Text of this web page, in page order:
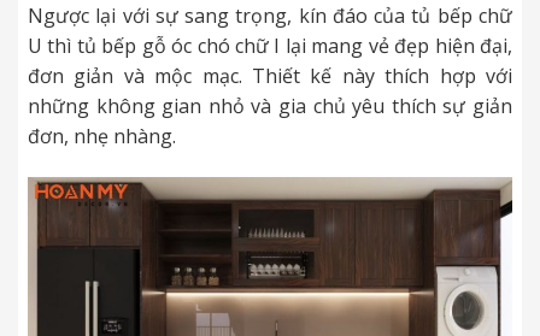
Ngược lại với sự sang trọng, kín đáo của tủ bếp chữ
U thì tủ bếp gỗ óc chó chữ I lại mang vẻ đẹp hiện đại,
đơn giản và mộc mạc. Thiết kế này thích hợp với
những không gian nhỏ và gia chủ yêu thích sự giản
đơn, nhẹ nhàng.